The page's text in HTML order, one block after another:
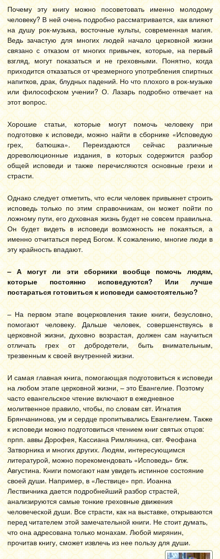
Почему эту книгу можно посоветовать именно молодому
человеку? В ней очень подробно рассматривается, как влияют
на душу рок-музыка, восточные культы, современная магия.
Ведь зачастую для многих людей начало церковной жизни
связано с отказом от многих привычек, которые, на первый
взгляд, могут показаться и не греховными. Понятно, когда
приходится отказаться от чрезмерного употребления спиртных
напитков, драк, блудных падений. Но что плохого в рок-музыке
или философском учении? О. Лазарь подробно отвечает на
этот вопрос.
Хорошие статьи, которые могут помочь человеку при
подготовке к исповеди, можно найти в сборнике «Исповедую
грех, батюшка». Переиздаются сейчас различные
дореволюционные издания, в которых содержится разбор
общей исповеди и также перечисляются основные грехи и
страсти.
Однако следует отметить, что если человек привыкнет строить
исповедь только по этим справочникам, он может пойти по
ложному пути, его духовная жизнь будет не совсем правильна.
Он будет видеть в исповеди возможность не покаяться, а
именно отчитаться перед Богом. К сожалению, многие люди в
эту крайность впадают.
– А могут ли эти сборники вообще помочь людям,
которые постоянно исповедуются? Или лучше
постараться готовиться к исповеди самостоятельно?
– На первом этапе воцерковления такие книги, безусловно,
помогают человеку. Дальше человек, совершенствуясь в
церковной жизни, духовно возрастая, должен сам научиться
отличать грех от добродетели, быть внимательным,
трезвенным к своей внутренней жизни.
И самая главная книга, помогающая подготовиться к исповеди
на любом этапе церковной жизни, – это Евангелие. Поэтому
часто евангельское чтение включают в ежедневное
молитвенное правило, чтобы, по словам свт. Игнатия
Брянчанинова, ум и сердце пропитывались Евангелием. Также
к исповеди можно подготовиться чтением книг святых отцов:
прпп. аввы Дорофея, Кассиана Римлянина, свт. Феофана
Затворника и многих других. Людям, интересующимся
литературой, можно порекомендовать «Исповедь» блж.
Августина. Книги помогают нам увидеть истинное состояние
своей души. Например, в «Лествице» прп. Иоанна
Лествичника дается подробнейший разбор страстей,
анализируются самые тонкие греховные движения
человеческой души. Все страсти, как на выставке, открываются
перед читателем этой замечательной книги. Не стоит думать,
что она адресована только монахам. Любой мирянин,
прочитав книгу, сможет извлечь из нее пользу для души.